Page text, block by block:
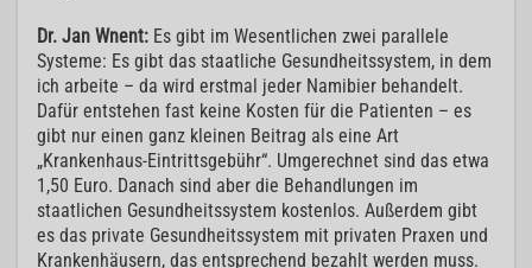
Dr. Jan Wnent: Es gibt im Wesentlichen zwei parallele
Systeme: Es gibt das staatliche Gesundheitssystem, in dem
ich arbeite – da wird erstmal jeder Namibier behandelt.
Dafür entstehen fast keine Kosten für die Patienten – es
gibt nur einen ganz kleinen Beitrag als eine Art
„Krankenhaus-Eintrittsgebühr“. Umgerechnet sind das etwa
1,50 Euro. Danach sind aber die Behandlungen im
staatlichen Gesundheitssystem kostenlos. Außerdem gibt
es das private Gesundheitssystem mit privaten Praxen und
Krankenhäusern, das entsprechend bezahlt werden muss.